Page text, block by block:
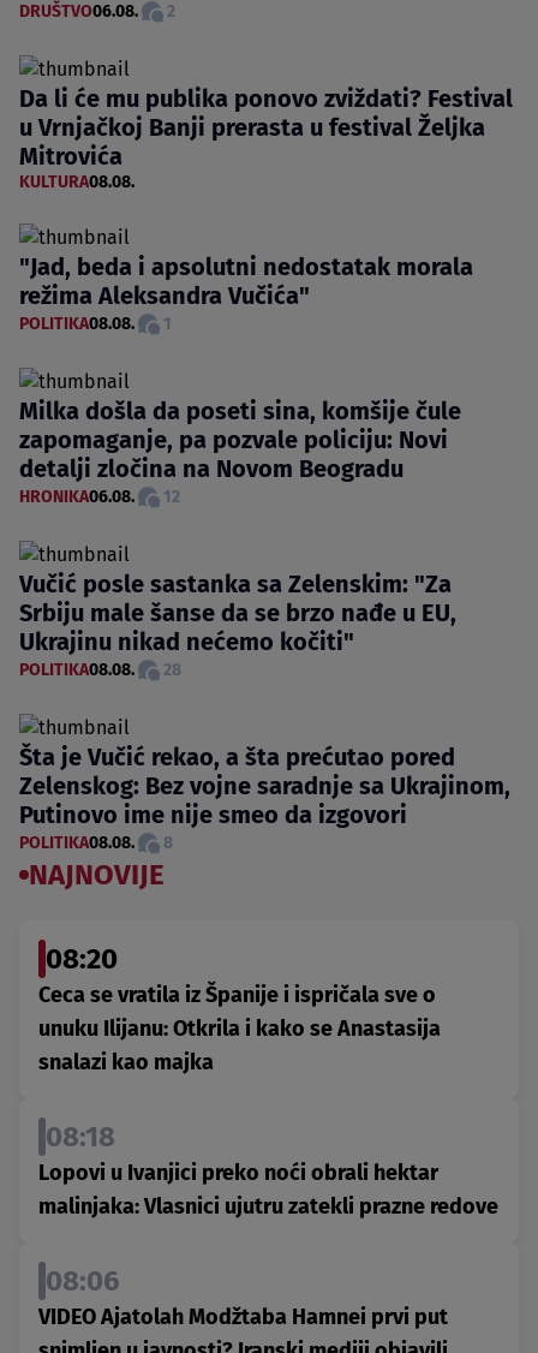
DRUŠTVO06.08. 2
Da li će mu publika ponovo zviždati? Festival
u Vrnjačkoj Banji prerasta u festival Željka
Mitrovića
KULTURA08.08.
"Jad, beda i apsolutni nedostatak morala
režima Aleksandra Vučića"
POLITIKA08.08. 1
Milka došla da poseti sina, komšije čule
zapomaganje, pa pozvale policiju: Novi
detalji zločina na Novom Beogradu
HRONIKA06.08. 12
Vučić posle sastanka sa Zelenskim: "Za
Srbiju male šanse da se brzo nađe u EU,
Ukrajinu nikad nećemo kočiti"
POLITIKA08.08. 28
Šta je Vučić rekao, a šta prećutao pored
Zelenskog: Bez vojne saradnje sa Ukrajinom,
Putinovo ime nije smeo da izgovori
POLITIKA08.08. 8
NAJNOVIJE
08:20
Ceca se vratila iz Španije i ispričala sve o
unuku Ilijanu: Otkrila i kako se Anastasija
snalazi kao majka
08:18
Lopovi u Ivanjici preko noći obrali hektar
malinjaka: Vlasnici ujutru zatekli prazne redove
08:06
VIDEO Ajatolah Modžtaba Hamnei prvi put